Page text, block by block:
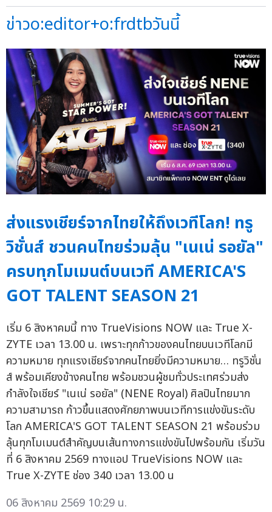
ข่าวo:editor+o:frdtbวันนี้
ส่งแรงเชียร์จากไทยให้ถึงเวทีโลก! ทรู
วิชั่นส์ ชวนคนไทยร่วมลุ้น "เนเน่ รอยัล"
ครบทุกโมเมนต์บนเวที AMERICA'S
GOT TALENT SEASON 21
เริ่ม 6 สิงหาคมนี้ ทาง TrueVisions NOW และ True X-
ZYTE เวลา 13.00 น. เพราะทุกก้าวของคนไทยบนเวทีโลกมี
ความหมาย ทุกแรงเชียร์จากคนไทยยิ่งมีความหมาย… ทรูวิชั่น
ส์ พร้อมเคียงข้างคนไทย พร้อมชวนผู้ชมทั่วประเทศร่วมส่ง
กำลังใจเชียร์ "เนเน่ รอยัล" (NENE Royal) ศิลปินไทยมาก
ความสามารถ ก้าวขึ้นแสดงศักยภาพบนเวทีการแข่งขันระดับ
โลก AMERICA'S GOT TALENT SEASON 21 พร้อมร่วม
ลุ้นทุกโมเมนต์สำคัญบนเส้นทางการแข่งขันไปพร้อมกัน เริ่มวัน
ที่ 6 สิงหาคม 2569 ทางแอป TrueVisions NOW และ
True X-ZYTE ช่อง 340 เวลา 13.00 น
06 สิงหาคม 2569 10:29 น.